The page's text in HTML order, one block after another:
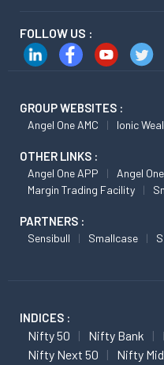
FOLLOW US :
GROUP WEBSITES :
Angel One AMC Ionic
OTHER LINKS :
Angel One APP Angel
Margin Trading Facility
PARTNERS :
Sensibull Smallcase
INDICES :
Nifty 50 Nifty Bank
Nifty Next 50
Nifty